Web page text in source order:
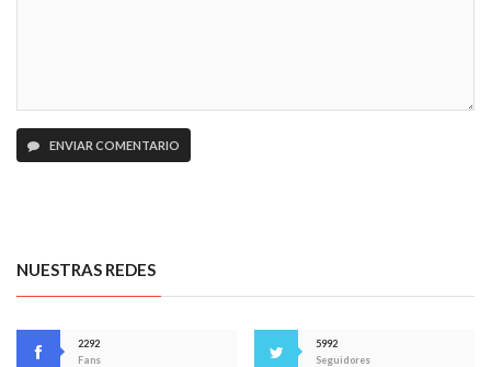
ENVIAR COMENTARIO
NUESTRAS REDES
2292
Fans
5992
Seguidores